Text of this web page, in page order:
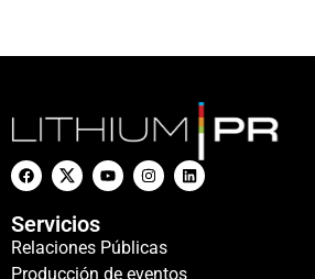
Servicios
Relaciones Públicas
Producción de eventos